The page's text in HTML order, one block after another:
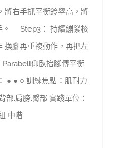
將右手抓平衡鈴舉高，將
。 Step3： 持續繃緊核
換腳再重複動作，再把左
仰臥抬腳傳平衡
● ● ○ 訓練焦點：肌耐力.
部.肩膀.臀部 實踐單位：
組 中階